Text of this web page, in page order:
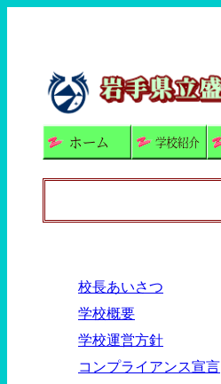
校長あいさつ
学校概要
学校運営方針
コンプライアンス宣言